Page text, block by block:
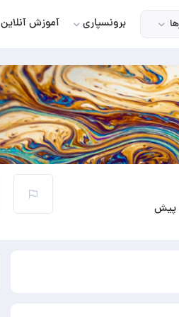
برونسپاری آموزش آنلاین
پیش